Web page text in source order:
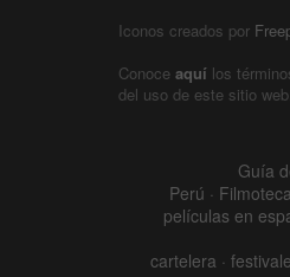
Iconos creados por
Conoce aquí los
del uso de este sitio web.
Guía
Perú ·
películas en
cartelera ·